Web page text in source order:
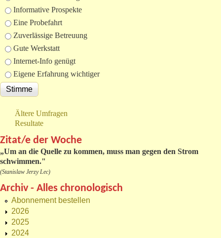
Informative Prospekte
Eine Probefahrt
Zuverlässige Betreuung
Gute Werkstatt
Internet-Info genügt
Eigene Erfahrung wichtiger
Ältere Umfragen
Resultate
Zitat/e der Woche
„Um an die Quelle zu kommen, muss man gegen den Strom
schwimmen."
(Stanislaw Jerzy Lec)
Archiv - Alles chronologisch
Abonnement bestellen
2026
2025
2024